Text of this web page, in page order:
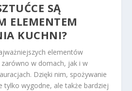
SĄ
ELEMENTEM
KUCHNI?
elementów
w domach, jak i w
Dzięki nim, spożywanie
tylko wygodne, ale także bardziej